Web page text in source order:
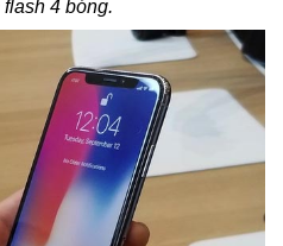
4 bóng.